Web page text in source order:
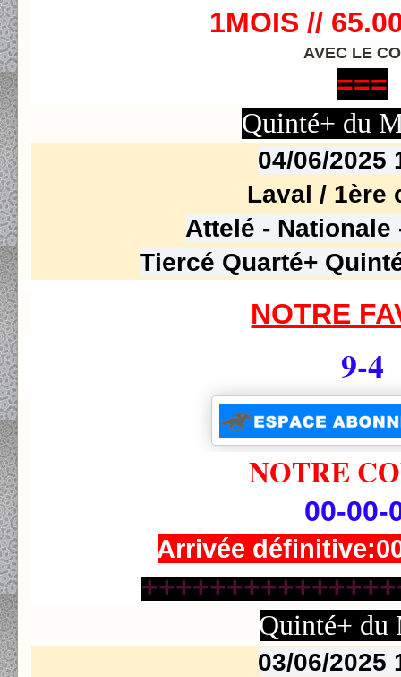
1MOIS //
AVEC LE
===
Quinté+ du
04/06/2025
Laval / 1ère
Attelé -
Tiercé Quarté+
NOTRE
9-4
NOTRE
00-00-
Arrivée
Quinté+ du
03/06/2025